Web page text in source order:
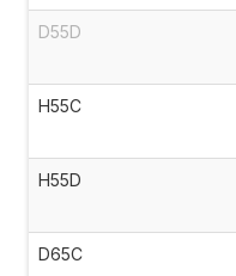
D55D
H55C
H55D
D65C